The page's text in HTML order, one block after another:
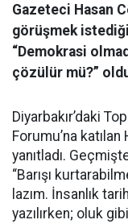
Gazeteci Hasan
görüşmek
“Demokrasi
çözülür mü?”
Diyarbakır’daki
Forumu’na katılan
yanıtladı.
“Barışı
lazım. İnsanlık
yazılırken; oluk